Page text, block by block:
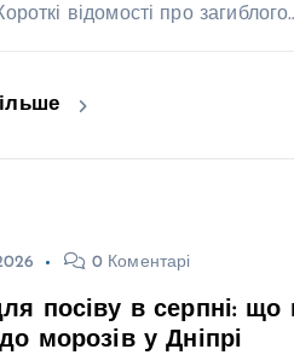
відомості про
0 Коментарі
посіву в серпні: що
морозів у Дніпрі